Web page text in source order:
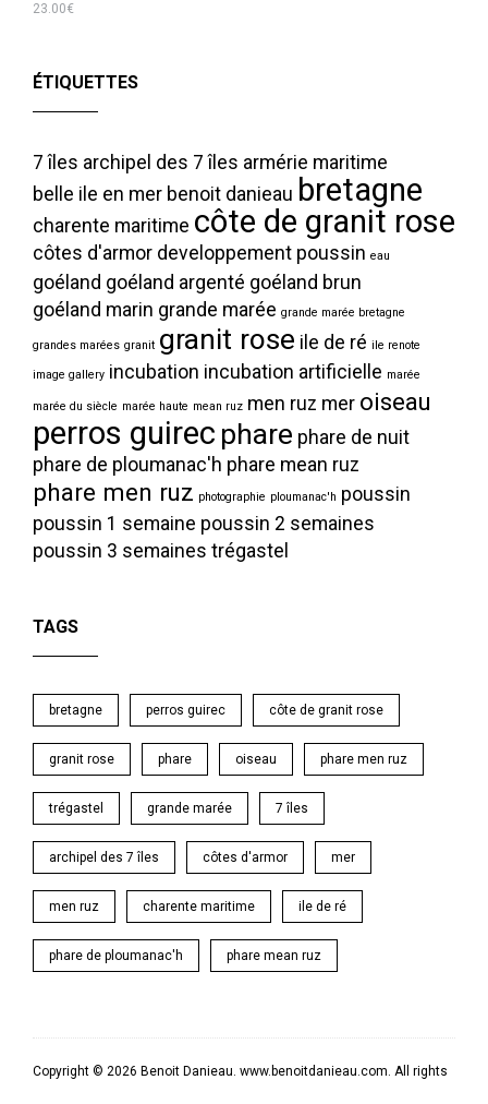
23.00€
ÉTIQUETTES
7 îles archipel des 7 îles armérie maritime
belle ile en mer benoit danieau bretagne
charente maritime côte de granit rose
côtes d'armor developpement poussin eau
goéland goéland argenté goéland brun
goéland marin grande marée grande marée bretagne
grandes marées granit granit rose ile de ré ile renote
image gallery incubation incubation artificielle marée
marée du siècle marée haute mean ruz men ruz mer oiseau
perros guirec phare phare de nuit
phare de ploumanac'h phare mean ruz
phare men ruz photographie ploumanac'h poussin
poussin 1 semaine poussin 2 semaines
poussin 3 semaines trégastel
TAGS
bretagne perros guirec côte de granit rose
granit rose phare oiseau phare men ruz
trégastel grande marée 7 îles
archipel des 7 îles côtes d'armor mer
men ruz charente maritime ile de ré
phare de ploumanac'h phare mean ruz
Copyright © 2026 Benoit Danieau. www.benoitdanieau.com. All rights